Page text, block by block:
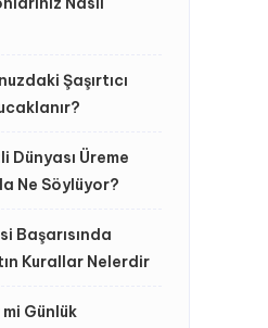
Şaşırtıcı
Dünyası Üreme
Ne Söylüyor?
Başarısında
Kurallar Nelerdir
Günlük